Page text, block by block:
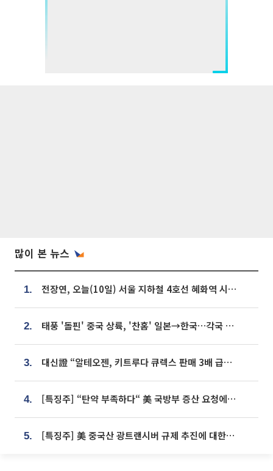
많이 본 뉴스
1. 전장연, 오늘(10일) 서울 지하철 4호선 혜화역 시위…1호선 용산역 무정차
2. 태풍 '돌핀' 중국 상륙, '찬홈' 일본→한국…각국 기상청 예상 경로는?
3. 대신證 “알테오젠, 키트루다 큐렉스 판매 3배 급증…목표가 41만원 상향”
4. [특징주] “탄약 부족하다“ 美 국방부 증산 요청에⋯국내 방산주 급등세
5. [특징주] 美 중국산 광트랜시버 규제 추진에 대한광통신 등 광통신株 강세